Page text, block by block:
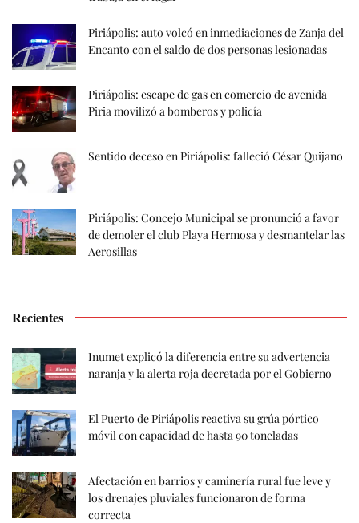
Piriápolis: auto volcó en inmediaciones de Zanja del
Encanto con el saldo de dos personas lesionadas
Piriápolis: escape de gas en comercio de avenida
Piria movilizó a bomberos y policía
Sentido deceso en Piriápolis: falleció César Quijano
Piriápolis: Concejo Municipal se pronunció a favor
de demoler el club Playa Hermosa y desmantelar las
Aerosillas
Recientes
Inumet explicó la diferencia entre su advertencia
naranja y la alerta roja decretada por el Gobierno
El Puerto de Piriápolis reactiva su grúa pórtico
móvil con capacidad de hasta 90 toneladas
Afectación en barrios y caminería rural fue leve y
los drenajes pluviales funcionaron de forma
correcta